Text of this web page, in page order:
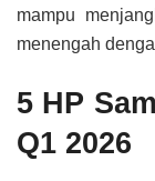
mampu
menengah
5 HP
Q1 2026